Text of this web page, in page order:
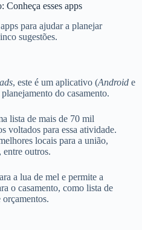
Conheça esses apps
para ajudar a planejar
sugestões.
, este é um aplicativo (Android e
do casamento.
lista de mais de 70 mil
voltados para essa atividade.
locais para a união,
entre outros.
a lua de mel e permite a
o casamento, como lista de
orçamentos.